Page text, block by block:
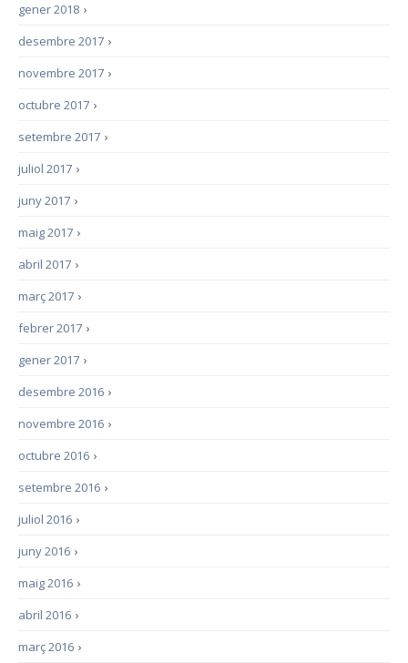
›
gener 2018
›
desembre 2017
›
novembre 2017
›
octubre 2017
›
setembre 2017
›
juliol 2017
›
juny 2017
›
maig 2017
›
abril 2017
›
març 2017
›
febrer 2017
›
gener 2017
›
desembre 2016
›
novembre 2016
›
octubre 2016
›
setembre 2016
›
juliol 2016
›
juny 2016
›
maig 2016
›
abril 2016
›
març 2016